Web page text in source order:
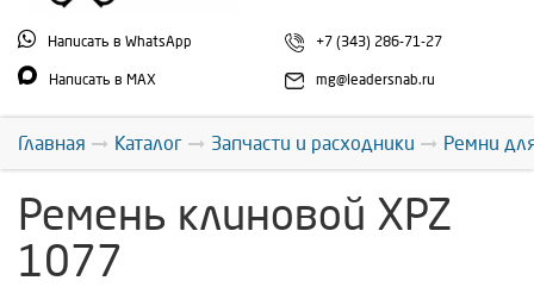
Написать в WhatsApp
Написать в MAX
+7 (343) 286-71-27
mg@leadersnab.ru
Главная Каталог Запчасти и расходники Ремни
Ремень клиновой XPZ
1077